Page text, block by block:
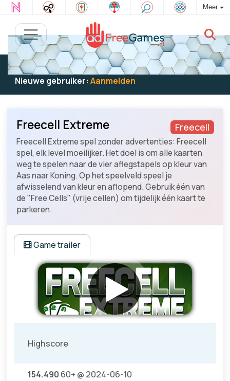
Meer
Bestaande gebruiker: Log in
om te spelen
Nieuwe gebruiker: Aanmelden
Freecell
Freecell Extreme
Freecell Extreme spel zonder advertenties: Freecell
spel, elk level moeilijker. Het doel is om alle kaarten
weg te spelen naar de vier aflegstapels op kleur van
Aas naar Koning. Op het speelveld speel je
afwisselend van kleur en aflopend. Gebruik één van
de "Free Cells" (vrije cellen) om tijdelijk één kaart te
parkeren.
Game trailer
Highscore
154.490 60+ @ 2024-06-10